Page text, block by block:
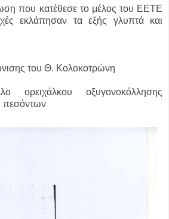
που κατέθεσε το μέλος του ΕΕΤΕ
εκλάπησαν τα εξής γλυπτά και
του Θ. Κολοκοτρώνη
ορειχάλκου οξυγονοκόλλησης
πεσόντων